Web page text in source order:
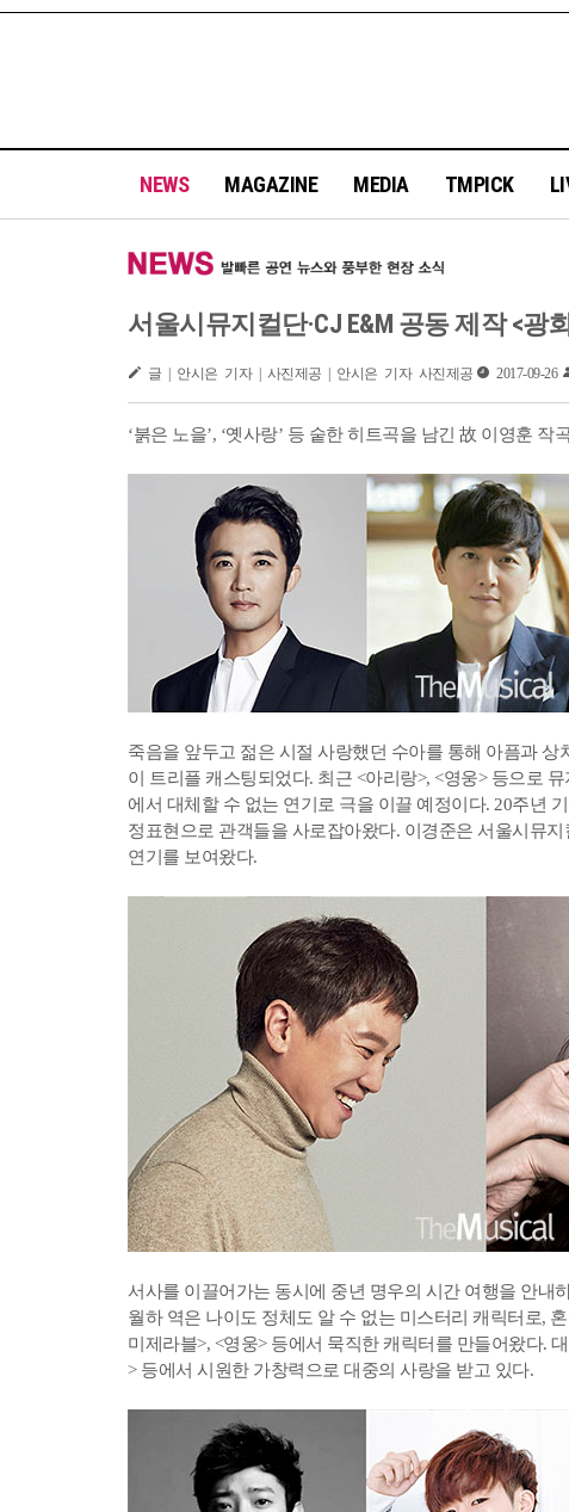
NEWS MAGAZINE MEDIA TMPICK
서울시뮤지컬단·CJ E&M 공동 제작 <광
글 | 안시은 기자 | 사진제공 | 안시은 기자 사진제공 2017-09-26
‘붉은 노을’, ‘옛사랑’ 등 숱한 히트곡을 남긴 故 이영훈
죽음을 앞두고 젊은 시절 사랑했던 수아를 통해 아픔과
이 트리플 캐스팅되었다. 최근 <아리랑>, <영웅> 등으로
에서 대체할 수 없는 연기로 극을 이끌 예정이다. 20주년
정표현으로 관객들을 사로잡아왔다. 이경준은 서울시뮤
연기를 보여왔다.
서사를 이끌어가는 동시에 중년 명우의 시간 여행을 안내
월하 역은 나이도 정체도 알 수 없는 미스터리 캐릭터로,
미제라블>, <영웅> 등에서 묵직한 캐릭터를 만들어왔다.
> 등에서 시원한 가창력으로 대중의 사랑을 받고 있다.